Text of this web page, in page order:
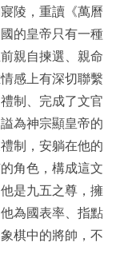
陵，重讀《萬曆
的皇帝只有一種
親自揀選、親命
感上有深切聯繫
制、完成了文官
為神宗顯皇帝的
制，安躺在他的
角色，構成這文
是九五之尊，擁
為國表率、指點
棋中的將帥，不